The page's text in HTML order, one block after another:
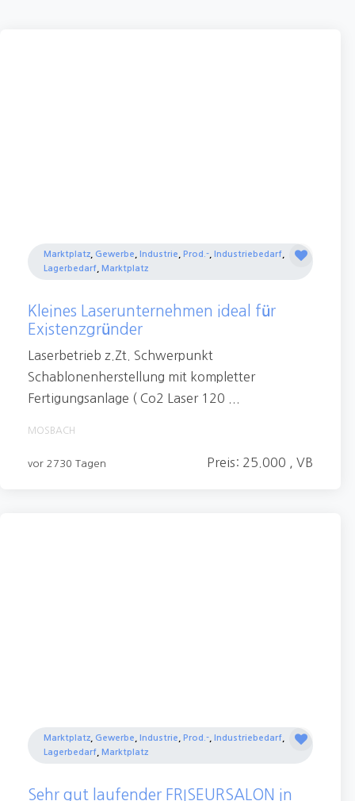
Marktplatz Gewerbe Industrie Prod.- Industriebedarf
Lagerbedarf
Marktplatz
Kleines Laserunternehmen ideal für
Existenzgründer
Laserbetrieb z.Zt. Schwerpunkt
Schablonenherstellung mit kompletter
Fertigungsanlage ( Co2 Laser 120 ...
MOSBACH
vor 2730 Tagen Preis: 25.000 , VB
Marktplatz Gewerbe Industrie Prod.- Industriebedarf
Lagerbedarf
Marktplatz
Sehr gut laufender FRISEURSALON in